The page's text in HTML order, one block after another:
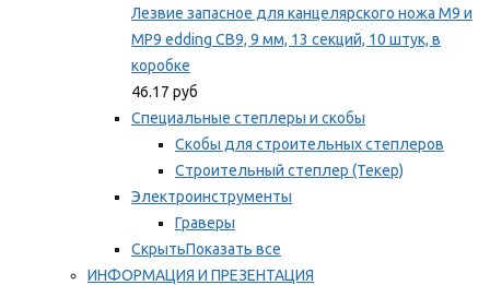
Лезвие запасное для канцелярского ножа M9 и
MP9 edding CB9, 9 мм, 13 секций, 10 штук, в
коробке
46.17 руб
Специальные степлеры и скобы
Скобы для строительных степлеров
Строительный степлер (Текер)
Электроинструменты
Граверы
СкрытьПоказать все
ИНФОРМАЦИЯ И ПРЕЗЕНТАЦИЯ